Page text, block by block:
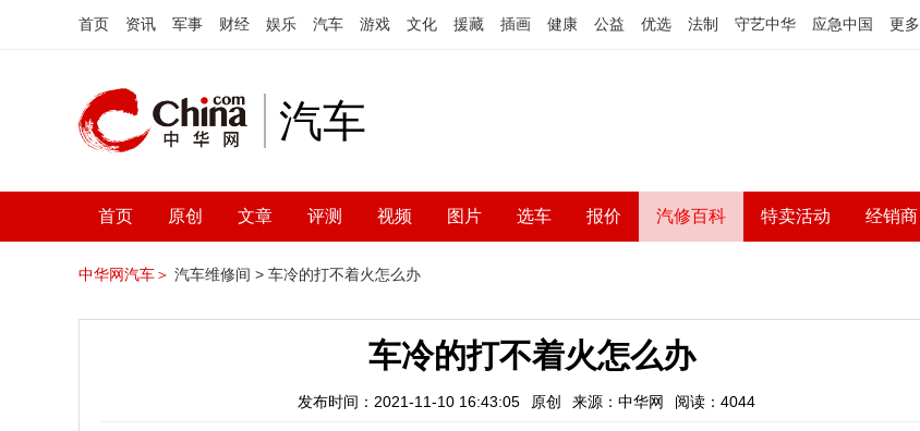
首页 资讯 军事 财经 娱乐 汽车 游戏 文化 援藏 插画 健康 公益 优选 法制 守艺中华 应急中国 更多
汽车
首页 原创 文章 评测 视频 图片 选车 报价 汽修百科 特卖活动 经销商
中华网汽车＞ 汽车维修间 > 车冷的打不着火怎么办
车冷的打不着火怎么办
发布时间：2021-11-10 16:43:05 原创 来源：中华网 阅读：4044